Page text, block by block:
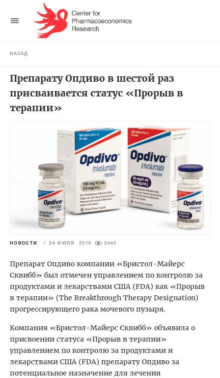
НАЗАД
Препарату Опдиво в шестой раз
присваивается статус «Прорыв в
терапии»
НОВОСТИ / 29 ИЮЛЯ 2016 3993
Препарат Опдиво компании «Бристол-Майерс
Сквибб» был отмечен управлением по контролю за
продуктами и лекарствами США (FDA) как «Прорыв
в терапии» (The Breakthrough Therapy Designation)
прогрессирующего рака мочевого пузыря.
Компания «Бристол-Майерс Сквибб» объявила о
присвоении статуса «Прорыв в терапии»
управлением по контролю за продуктами и
лекарствами США (FDA) препарату Опдиво за
потенциальное назначение для лечения